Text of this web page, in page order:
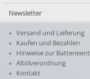
Newsletter
Versand und Lieferung
Kaufen und Bezahlen
Hinweise zur
Altölverordnung
Kontakt